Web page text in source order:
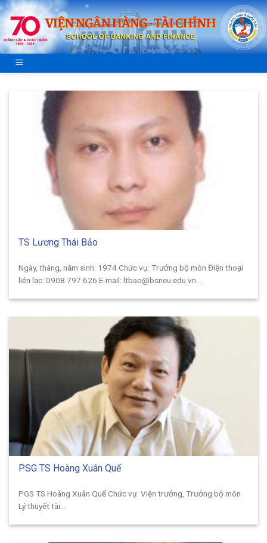
Skip
content
TS Lương Thái Bảo
Ngày, tháng, năm sinh: 1974 Chức vụ: Trưởng bộ môn Điện thoại
liên lạc: 0908.797.626 E-mail: ltbao@bsneu.edu.vn...
PSG TS Hoàng Xuân Quế
PGS TS Hoàng Xuân Quế Chức vụ: Viện trưởng, Trưởng bộ môn
Lý thuyết tài...